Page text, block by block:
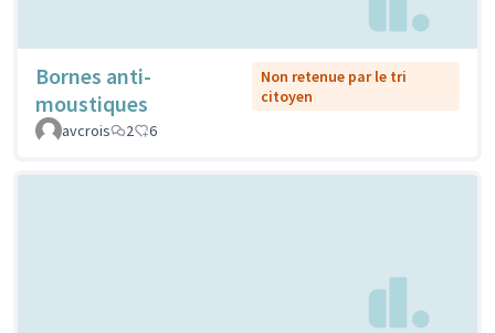
Bornes anti-
moustiques
Non retenue par le tri
citoyen
avcrois
2 6